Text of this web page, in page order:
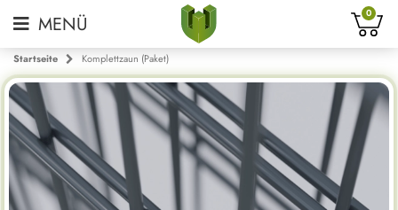
0
Startseite Komplettzaun (Paket)